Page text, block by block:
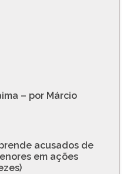
– por Márcio
acusados de
em ações